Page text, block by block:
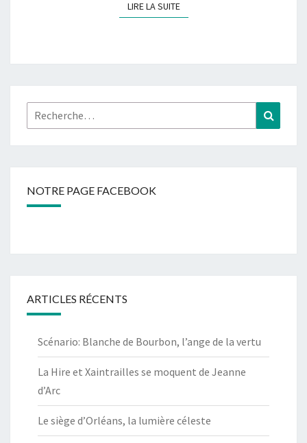
LIRE LA SUITELIRE LA SUITE
Rechercher :
NOTRE PAGE FACEBOOK
ARTICLES RÉCENTS
Scénario: Blanche de Bourbon, l’ange de la vertu
La Hire et Xaintrailles se moquent de Jeanne
d’Arc
Le siège d’Orléans, la lumière céleste